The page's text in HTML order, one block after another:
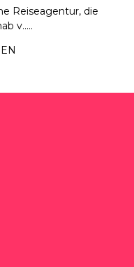
Reiseagentur, die
v.....